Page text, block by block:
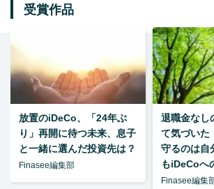
受賞作品
放置のiDeCo、「24年ぶ
り」再開に待つ未来、息子
と一緒に選んだ投資先は？
Finasee編集部
退職金なし
て気づいた
守るのは自
もiDeCoへ
Finasee編集